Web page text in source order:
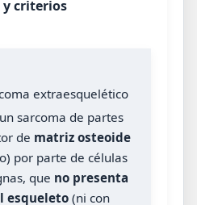
y criterios
extraesquelético
sarcoma de partes
de matriz osteoide
por parte de células
que no presenta
esqueleto (ni con